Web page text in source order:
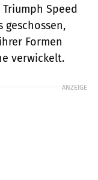
Speed
geschossen,
Formen
verwickelt.
ANZEIGE